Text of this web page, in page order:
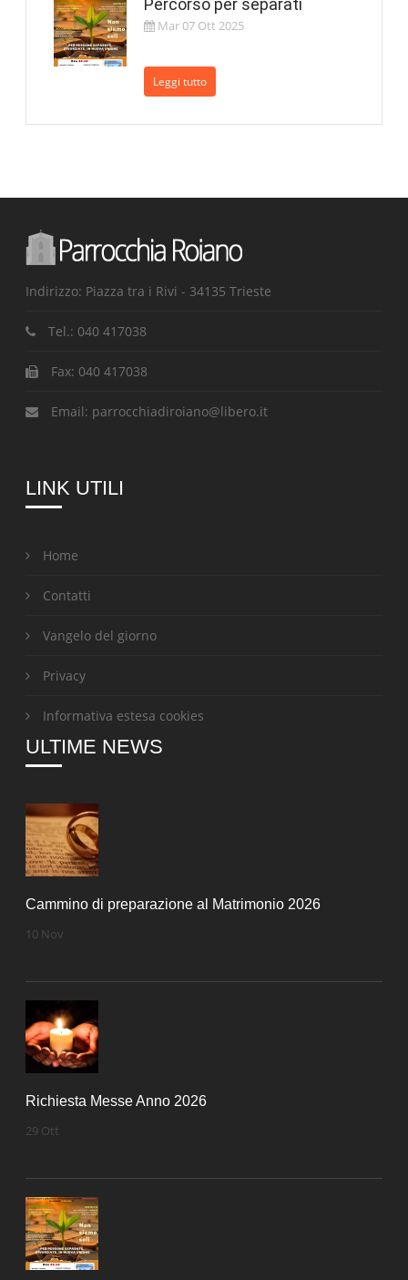
Mar 07 Ott 2025
Leggi tutto
Indirizzo: Piazza tra i Rivi - 34135 Trieste
Tel.: 040 417038
Fax: 040 417038
Email: parrocchiadiroiano@libero.it
LINK UTILI
Home
Contatti
Vangelo del giorno
Privacy
Informativa estesa cookies
ULTIME NEWS
Cammino di preparazione al Matrimonio 2026
10 Nov
Richiesta Messe Anno 2026
29 Ott